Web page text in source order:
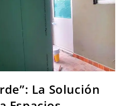
La Solución